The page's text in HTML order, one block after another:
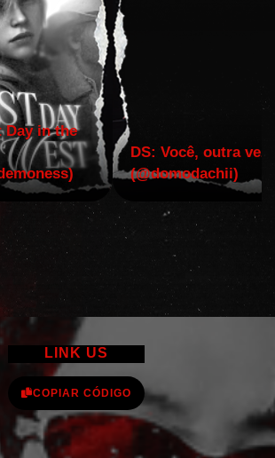
Day in the
DS: Você, outra vez!
(@domodachii)
LINK US
COPIAR CÓDIGO